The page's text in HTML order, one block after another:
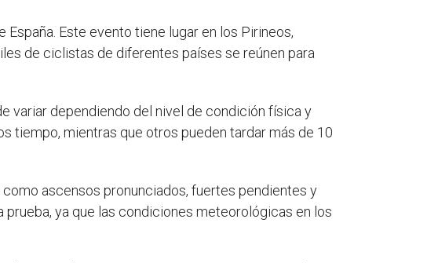
Este evento tiene lugar en los Pirineos,
de ciclistas de diferentes países se reúnen para
variar dependiendo del nivel de condición física y
tiempo, mientras que otros pueden tardar más de 10
ascensos pronunciados, fuertes pendientes y
ya que las condiciones meteorológicas en los